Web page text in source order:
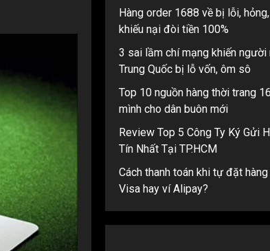
Hàng order 1688 về bị lỗi,
khiếu nại đòi tiền 100%
3 sai lầm chí mạng khiến người
Trung Quốc bị lỗ vốn, ôm sô
Top 10 nguồn hàng thời trang
mình cho dân buôn mới
Review Top 5 Công Ty Ký Gửi
Tín Nhất Tại TP.HCM
Cách thanh toán khi tự đặt hàng
Visa hay ví Alipay?